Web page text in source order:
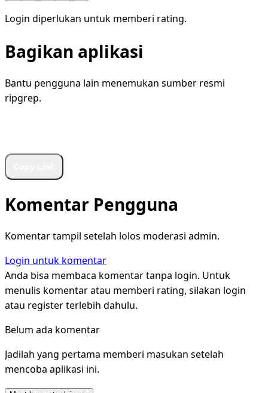
Login diperlukan untuk memberi rating.
Bagikan aplikasi
Bantu pengguna lain menemukan sumber resmi
ripgrep.
Komentar Pengguna
Komentar tampil setelah lolos moderasi admin.
Login untuk komentar
Anda bisa membaca komentar tanpa login. Untuk
menulis komentar atau memberi rating, silakan login
atau register terlebih dahulu.
Belum ada komentar
Jadilah yang pertama memberi masukan setelah
mencoba aplikasi ini.